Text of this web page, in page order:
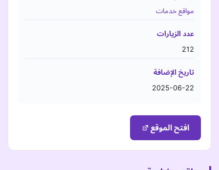
مواقع خدمات
عدد الزيارات
212
تاريخ الإضافة
2025-06-22
افتح الموقع